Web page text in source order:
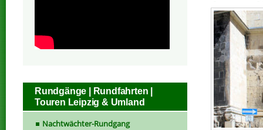
Rundgänge | Rundfahrten |
Touren Leipzig & Umland
Nachtwächter-Rundgang